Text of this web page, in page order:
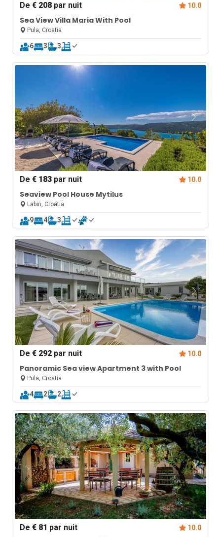
De€ 208 par nuit 10.0
Sea View Villa Maria With Pool
Pula, Croatia
6 3 3
De€ 183 par nuit 10.0
Seaview Pool House Mytilus
Labin, Croatia
9 4 3
De€ 292 par nuit 10.0
Panoramic Sea view Apartment 3 with Pool
Pula, Croatia
4 2 2
De€ 81 par nuit 10.0